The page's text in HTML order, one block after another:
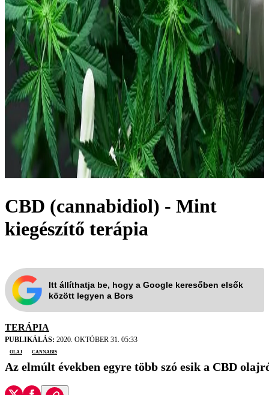
CBD (cannabidiol) - Mint
kiegészítő terápia
Itt állíthatja be, hogy a Google keresőben elsők
között legyen a Bors
TERÁPIA
PUBLIKÁLÁS: 2020. OKTÓBER 31. 05:33
olaj
cannabis
Az elmúlt években egyre több szó esik a CBD